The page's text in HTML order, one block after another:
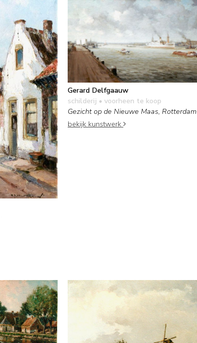
Gerard Delfgaauw
schilderij • voorheen te koop
Gezicht op de Nieuwe Maas, Rotterdam
bekijk kunstwerk